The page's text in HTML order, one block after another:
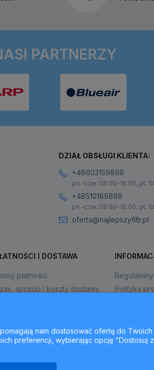
PARTNERZY
DZIAŁ OBSŁUGI KLIENTA:
+48603159899
pn.-czw. 08.00-16.00, pt.
+48510189899
pn.-czw. 08.00-16.00, pt.
oferta@najlepszyfiltr.pl
I DOSTAWA
płatności
sposób i koszty dostawy
Regulaminy
Polityka
nam dostosować ofertę do
preferencji, wybierając opcję "Dostosuj